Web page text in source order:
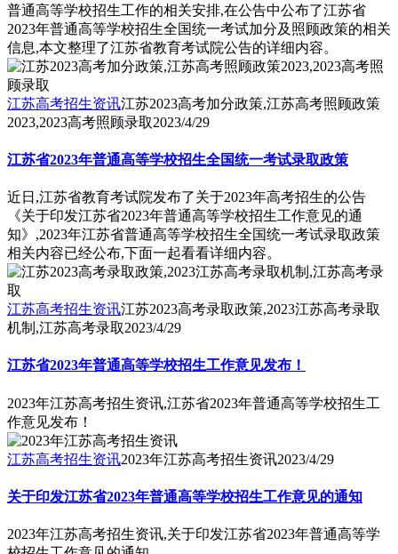
普通高等学校招生工作的相关安排,在公告中公布了江苏省
2023年普通高等学校招生全国统一考试加分及照顾政策的相关
信息,本文整理了江苏省教育考试院公告的详细内容。
江苏高考招生资讯江苏2023高考加分政策,江苏高考照顾政策
2023,2023高考照顾录取2023/4/29
江苏省2023年普通高等学校招生全国统一考试录取政策
近日,江苏省教育考试院发布了关于2023年高考招生的公告
《关于印发江苏省2023年普通高等学校招生工作意见的通
知》,2023年江苏省普通高等学校招生全国统一考试录取政策
相关内容已经公布,下面一起看看详细内容。
江苏高考招生资讯江苏2023高考录取政策,2023江苏高考录取
机制,江苏高考录取2023/4/29
江苏省2023年普通高等学校招生工作意见发布！
2023年江苏高考招生资讯,江苏省2023年普通高等学校招生工
作意见发布！
江苏高考招生资讯2023年江苏高考招生资讯2023/4/29
关于印发江苏省2023年普通高等学校招生工作意见的通知
2023年江苏高考招生资讯,关于印发江苏省2023年普通高等学